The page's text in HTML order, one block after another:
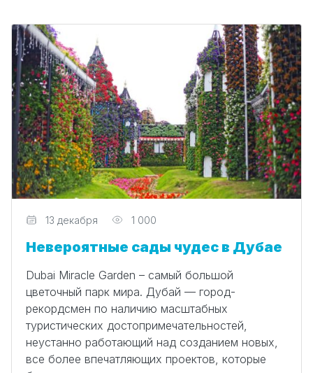
Редактор
13 декабря 1 000
Невероятные сады чудес в Дубае
Dubai Miracle Garden – самый большой
цветочный парк мира. Дубай — город-
рекордсмен по наличию масштабных
туристических достопримечательностей,
неустанно работающий над созданием новых,
все более впечатляющих проектов, которые